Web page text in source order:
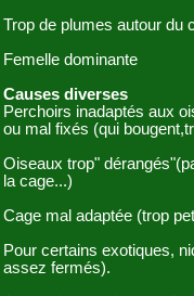
Trop de plumes autour du
Femelle dominante
Causes diverses
Perchoirs inadaptés aux
ou mal fixés (qui
Oiseaux trop"
la cage...)
Cage mal adaptée (trop
Pour certains exotiques,
assez fermés).